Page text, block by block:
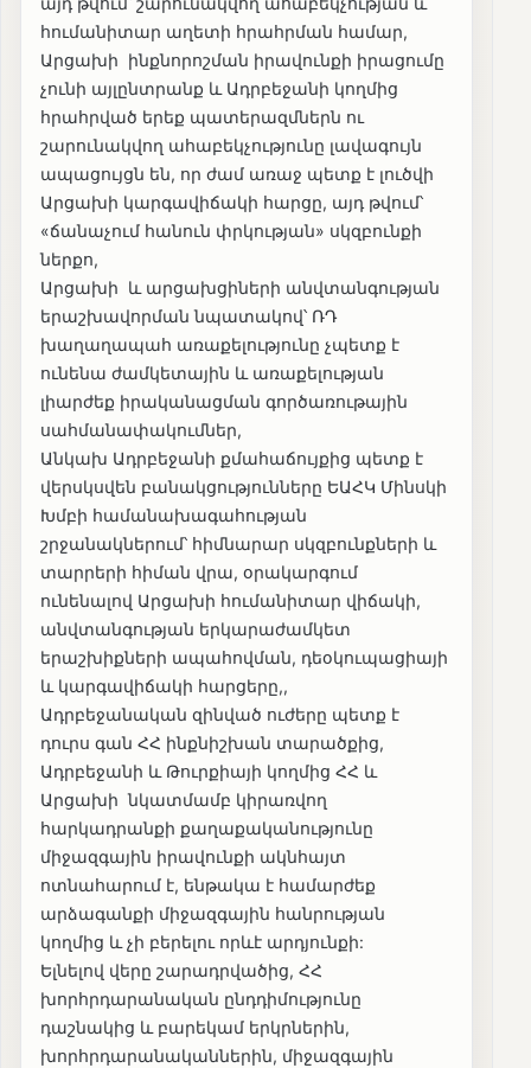
հումանիտար աղետի հրահրման համար,
Արցախի ինքնորոշման իրավունքի իրացումը
չունի այլընտրանք և Ադրբեջանի կողմից
հրահրված երեք պատերազմներն ու
շարունակվող ահաբեկչությունը լավագույն
ապացույցն են, որ ժամ առաջ պետք է լուծվի
Արցախի կարգավիճակի հարցը, այդ թվում՝
«ճանաչում հանուն փրկության» սկզբունքի
ներքո,
Արցախի և արցախցիների անվտանգության
երաշխավորման նպատակով՝ ՌԴ
խաղաղապահ առաքելությունը չպետք է
ունենա ժամկետային և առաքելության
լիարժեք իրականացման գործառութային
սահմանափակումներ,
Անկախ Ադրբեջանի քմահաճույքից պետք է
վերսկսվեն բանակցությունները ԵԱՀԿ Մինսկի
Խմբի համանախագահության
շրջանակներում՝ հիմնարար սկզբունքների և
տարրերի հիման վրա, օրակարգում
ունենալով Արցախի հումանիտար վիճակի,
անվտանգության երկարաժամկետ
երաշխիքների ապահովման, դեօկուպացիայի
և կարգավիճակի հարցերը,,
Ադրբեջանական զինված ուժերը պետք է
դուրս գան ՀՀ ինքնիշխան տարածքից,
Ադրբեջանի և Թուրքիայի կողմից ՀՀ և
Արցախի նկատմամբ կիրառվող
հարկադրանքի քաղաքականությունը
միջազգային իրավունքի ակնհայտ
ոտնահարում է, ենթակա է համարժեք
արձագանքի միջազգային հանրության
կողմից և չի բերելու որևէ արդյունքի:
Ելնելով վերը շարադրվածից, ՀՀ
խորհրդարանական ընդդիմությունը
դաշնակից և բարեկամ երկրներին,
խորհրդարանականներին, միջազգային